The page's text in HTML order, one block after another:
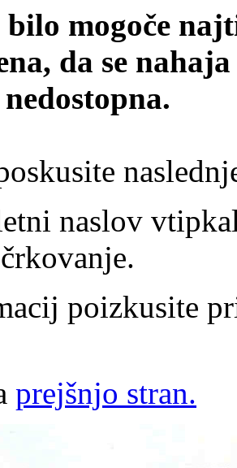
mogoče
da se
naslov
poizkusite
prejšnjo stran.